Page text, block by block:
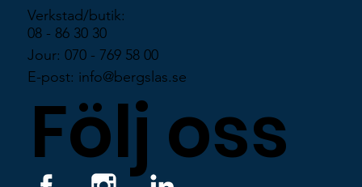
Verkstad/butik:
08 - 86 30 30
Jour: 070 - 769 58 00
E-post: info@bergslas.se
Följ oss